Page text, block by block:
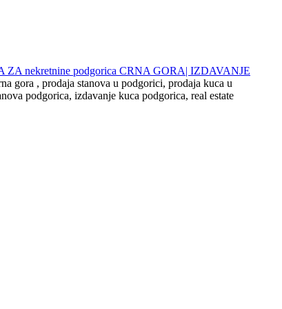
ZA nekretnine podgorica CRNA GORA| IZDAVANJE
gora , prodaja stanova u podgorici, prodaja kuca u
podgorica, izdavanje kuca podgorica, real estate